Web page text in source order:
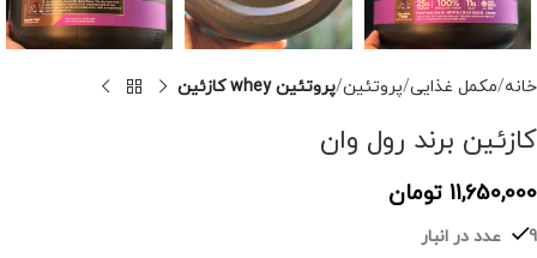
خانه مکمل غذایی پروتئین پروتئین whey کازئین
کازئین برند رول وان
11,650,000 تومان
9 عدد در انبار